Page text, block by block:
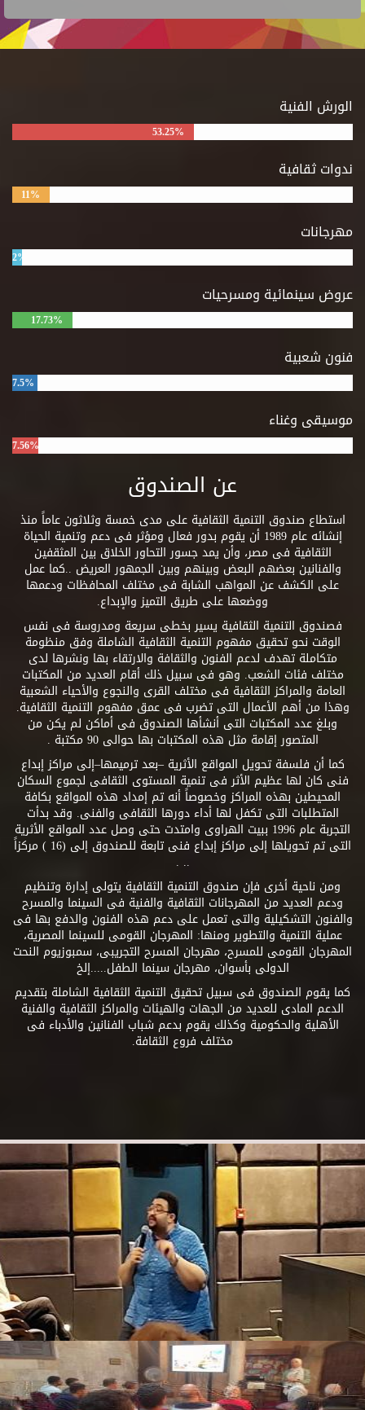
الورش الفنية
53.25%
ندوات ثقافية
11%
مهرجانات
2%
عروض سينمائية ومسرحيات
17.73%
فنون شعبية
7.5%
موسيقى وغناء
7.56%
عن الصندوق
استطاع صندوق التنمية الثقافية على مدى خمسة وثلاثون عاماً منذ
إنشائه عام 1989 أن يقوم بدور فعال ومؤثر فى دعم وتنمية الحياة
الثقافية فى مصر، وأن يمد جسور التحاور الخلاق بين المثقفين
والفنانين بعضهم البعض وبينهم وبين الجمهور العريض ..كما عمل
على الكشف عن المواهب الشابة فى مختلف المحافظات ودعمها
ووضعها على طريق التميز والإبداع.
فصندوق التنمية الثقافية يسير بخطى سريعة ومدروسة فى نفس
الوقت نحو تحقيق مفهوم التنمية الثقافية الشاملة وفق منظومة
متكاملة تهدف لدعم الفنون والثقافة والارتقاء بها ونشرها لدى
مختلف فئات الشعب. وهو فى سبيل ذلك أقام العديد من المكتبات
العامة والمراكز الثقافية فى مختلف القرى والنجوع والأحياء الشعبية
وهذا من أهم الأعمال التى تضرب فى عمق مفهوم التنمية الثقافية.
وبلغ عدد المكتبات التى أنشأها الصندوق فى أماكن لم يكن من
المتصور إقامة مثل هذه المكتبات بها حوالى 90 مكتبة .
كما أن فلسفة تحويل المواقع الأثرية –بعد ترميمها–إلى مراكز إبداع
فنى كان لها عظيم الأثر فى تنمية المستوى الثقافى لجموع السكان
المحيطين بهذه المراكز وخصوصاً أنه تم إمداد هذه المواقع بكافة
المتطلبات التى تكفل لها أداء دورها الثقافى والفنى. وقد بدأت
التجربة عام 1996 ببيت الهراوى وامتدت حتى وصل عدد المواقع الأثرية
التى تم تحويلها إلى مراكز إبداع فنى تابعة للصندوق إلى (16 ) مركزاً
.. .
ومن ناحية أخرى فإن صندوق التنمية الثقافية يتولى إدارة وتنظيم
ودعم العديد من المهرجانات الثقافية والفنية فى السينما والمسرح
والفنون التشكيلية والتى تعمل على دعم هذه الفنون والدفع بها فى
عملية التنمية والتطوير ومنها: المهرجان القومى للسينما المصرية،
المهرجان القومى للمسرح، مهرجان المسرح التجريبى، سمبوزيوم النحت
الدولى بأسوان، مهرجان سينما الطفل.....إلخ
كما يقوم الصندوق فى سبيل تحقيق التنمية الثقافية الشاملة بتقديم
الدعم المادى للعديد من الجهات والهيئات والمراكز الثقافية والفنية
الأهلية والحكومية وكذلك يقوم بدعم شباب الفنانين والأدباء فى
مختلف فروع الثقافة.